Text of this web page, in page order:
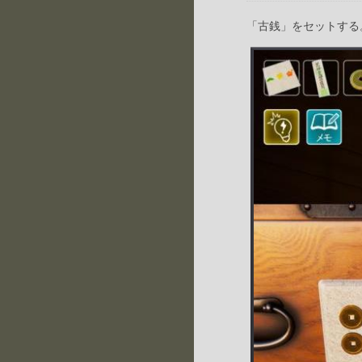
「古銭」をセットする